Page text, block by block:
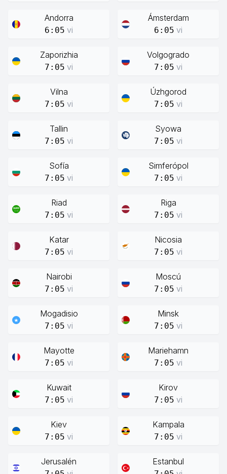
Andorra
6:05 vi
Ámsterdam
6:05 vi
Zaporizhia
7:05 vi
Volgogrado
7:05 vi
Vilna
7:05 vi
Úzhgorod
7:05 vi
Tallin
7:05 vi
Syowa
7:05 vi
Sofía
7:05 vi
Simferópol
7:05 vi
Riad
7:05 vi
Riga
7:05 vi
Katar
7:05 vi
Nicosia
7:05 vi
Nairobi
7:05 vi
Moscú
7:05 vi
Mogadisio
7:05 vi
Minsk
7:05 vi
Mayotte
7:05 vi
Mariehamn
7:05 vi
Kuwait
7:05 vi
Kirov
7:05 vi
Kiev
7:05 vi
Kampala
7:05 vi
Jerusalén Estanbul